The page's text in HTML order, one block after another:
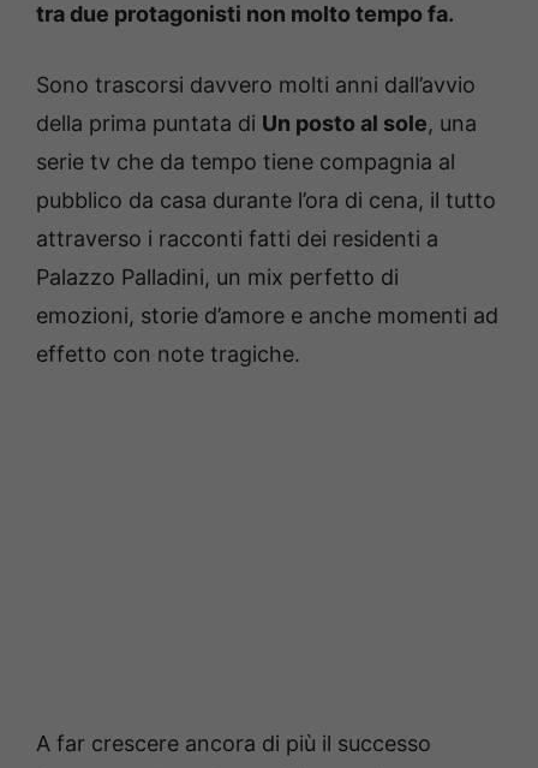
tra due protagonisti non molto tempo fa.
Sono trascorsi davvero molti anni dall’avvio
della prima puntata di Un posto al sole, una
serie tv che da tempo tiene compagnia al
pubblico da casa durante l’ora di cena, il tutto
attraverso i racconti fatti dei residenti a
Palazzo Palladini, un mix perfetto di
emozioni, storie d’amore e anche momenti ad
effetto con note tragiche.
A far crescere ancora di più il successo